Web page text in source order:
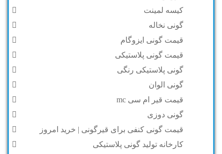
کیسه لمینت
گونی نخاله
قیمت گونی ایزوگام
قیمت گونی پلاستیکی
گونی پلاستیکی رنگی
گونی الوان
قیمت قیر ام سی mc
گونی دوزی
قیمت گونی کنفی برای قیرگونی | خرید امروز
کارخانه تولید گونی پلاستیکی